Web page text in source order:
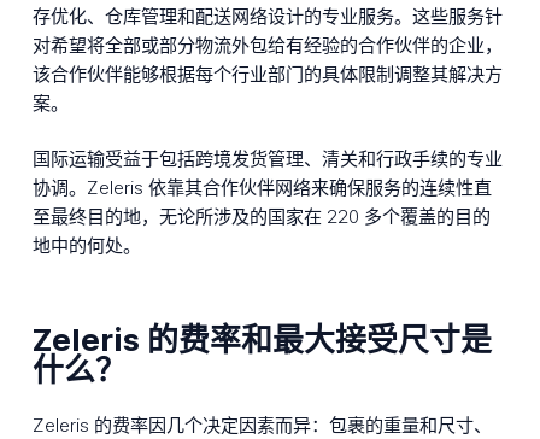
存优化、仓库管理和配送网络设计的专业服务。这些服务针
对希望将全部或部分物流外包给有经验的合作伙伴的企业，
该合作伙伴能够根据每个行业部门的具体限制调整其解决方
案。
国际运输受益于包括跨境发货管理、清关和行政手续的专业
协调。Zeleris 依靠其合作伙伴网络来确保服务的连续性直
至最终目的地，无论所涉及的国家在 220 多个覆盖的目的
地中的何处。
Zeleris 的费率和最大接受尺寸是
什么？
Zeleris 的费率因几个决定因素而异：包裹的重量和尺寸、